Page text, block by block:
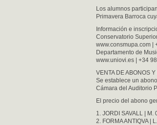
Los alumnos
Primavera Barroca
Información e
Conservatorio
www.consmupa.com |
Departamento de
www.uniovi.es | +34
VENTA DE ABONOS
Se establece un
Cámara del Auditorio
El precio del abono
1. JORDI SAVALL | M.
2. FORMA ANTIQVA |